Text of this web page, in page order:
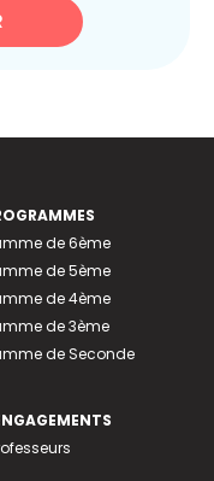
de 6ème
de 5ème
de 4ème
de 3ème
de Seconde